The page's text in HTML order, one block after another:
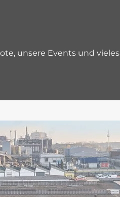
unsere Events und vieles